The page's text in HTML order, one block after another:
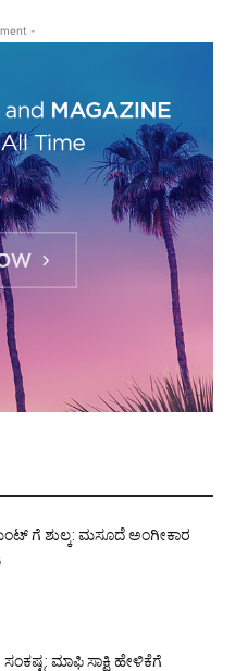
-
ಗೆ ಶುಲ್ಕ: ಮಸೂದೆ ಅಂಗೀಕಾರ
ಮಾಫಿ ಸಾಕ್ಷಿ ಹೇಳಿಕೆಗೆ